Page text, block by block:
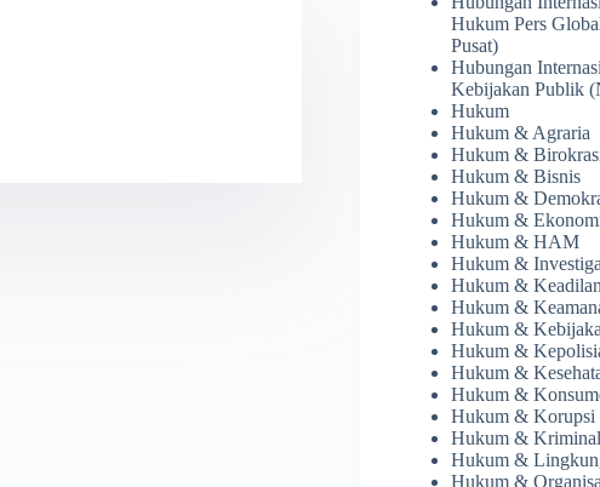
Hukum Pers
Pusat)
Hubungan
Kebijakan Publik
Hukum
Hukum & Agraria
Hukum &
Hukum & Bisnis
Hukum &
Hukum &
Hukum & HAM
Hukum &
Hukum &
Hukum &
Hukum &
Hukum &
Hukum &
Hukum &
Hukum & Korupsi
Hukum & Kriminal
Hukum &
Hukum &